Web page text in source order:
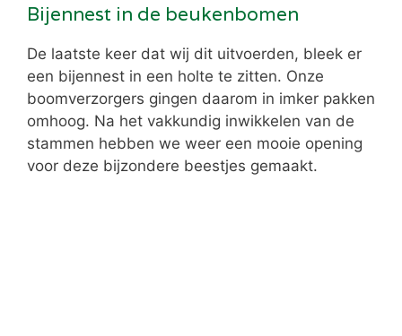
Bijennest in de beukenbomen
De laatste keer dat wij dit uitvoerden, bleek er
een bijennest in een holte te zitten. Onze
boomverzorgers gingen daarom in imker pakken
omhoog. Na het vakkundig inwikkelen van de
stammen hebben we weer een mooie opening
voor deze bijzondere beestjes gemaakt.